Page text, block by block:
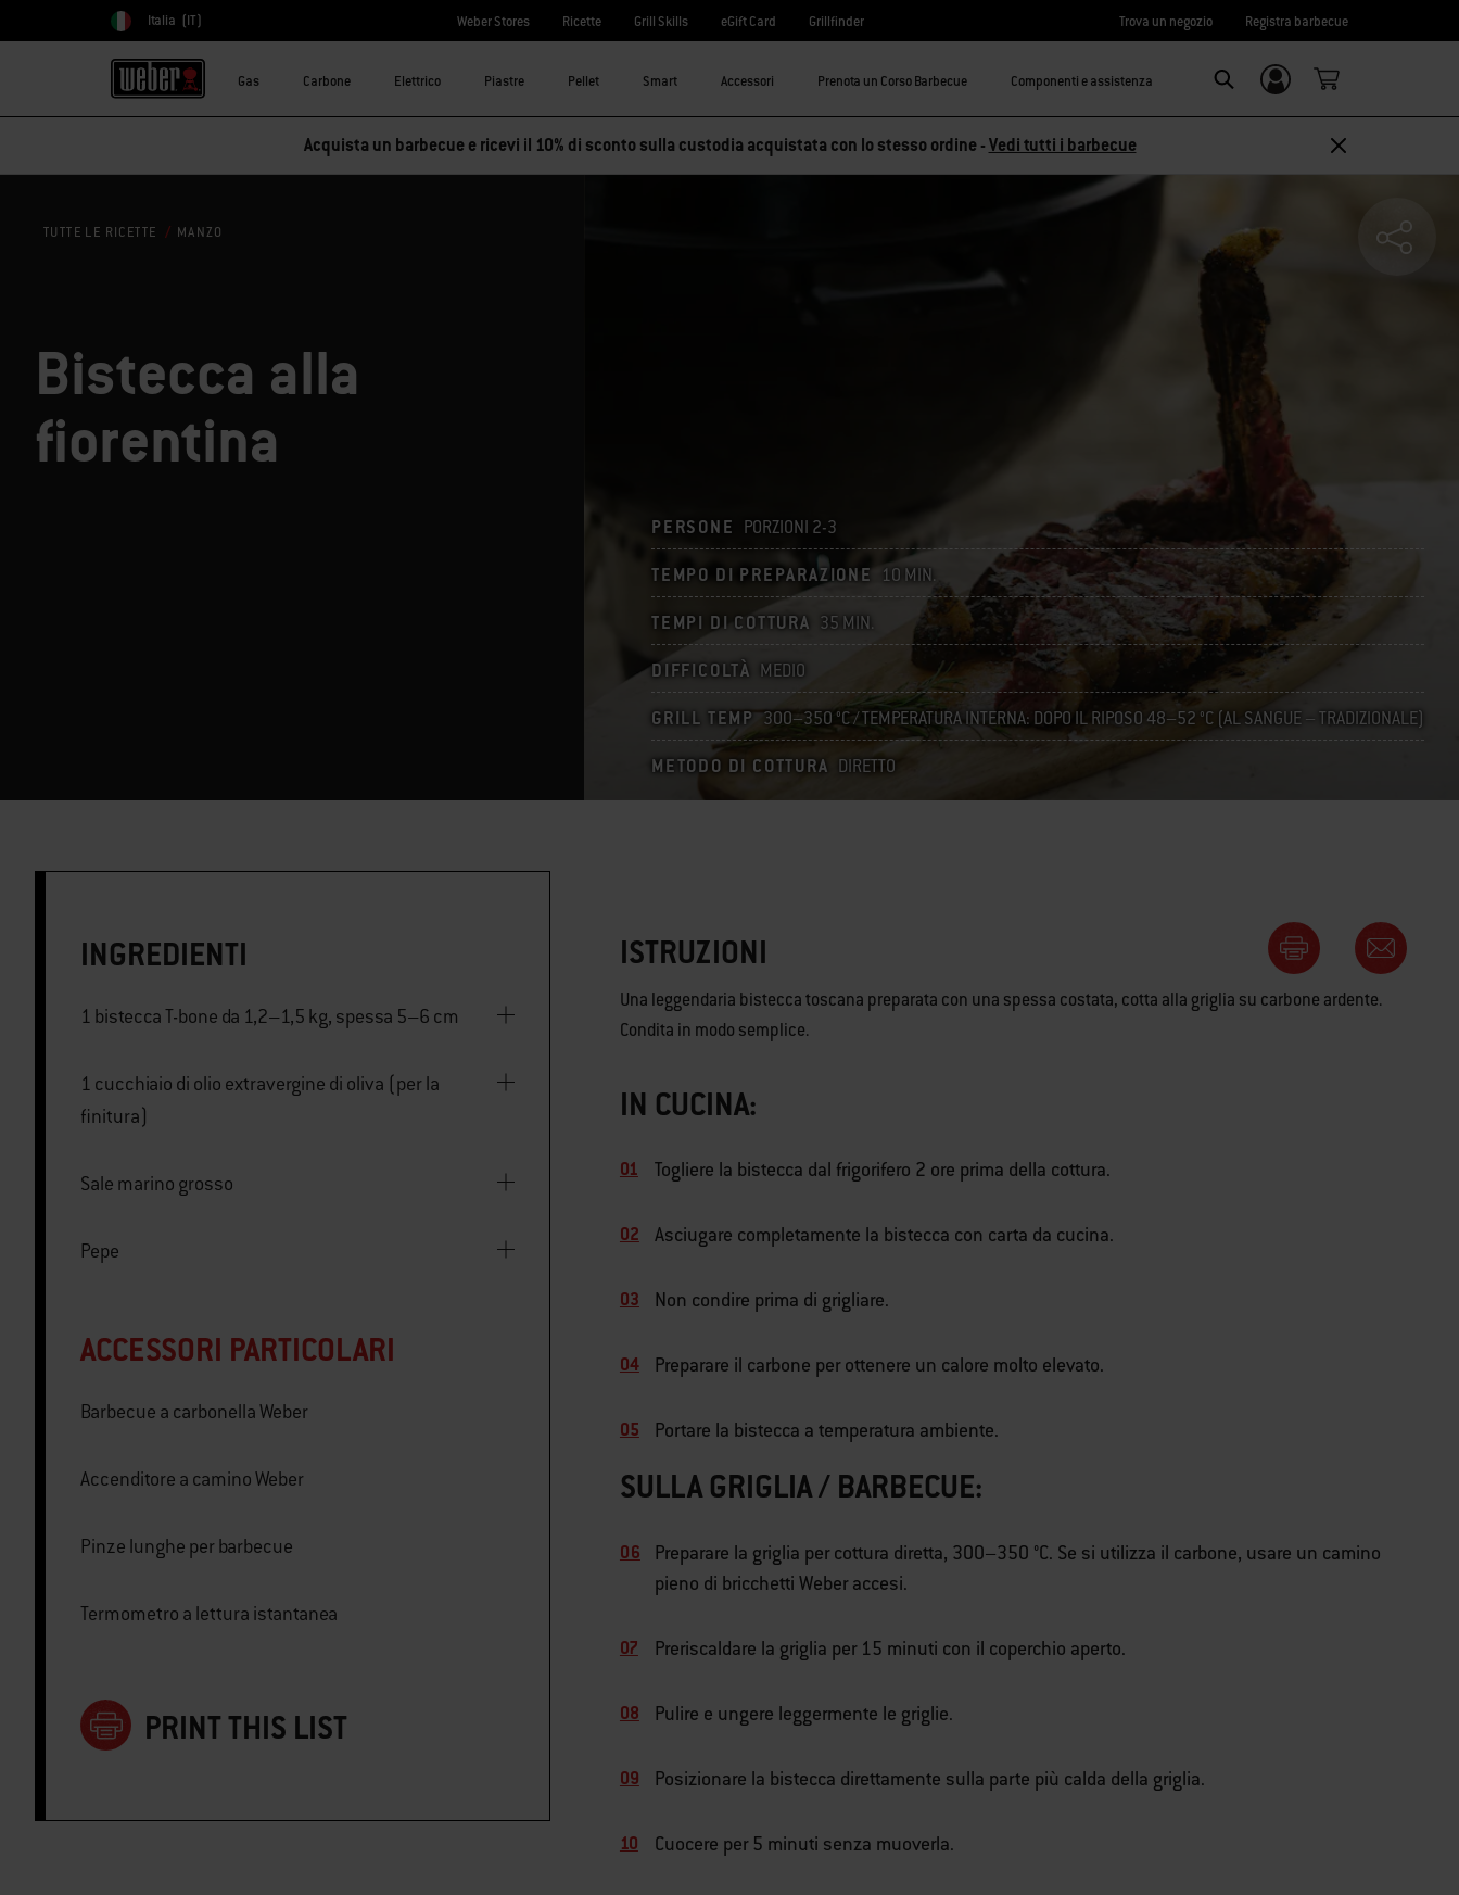
Scegli paese
Italia (IT) Weber Stores Ricette Grill Skills eGift Card Grillfinder Trova un negozio Registra barbecue
Gas Carbone Elettrico Piastre Pellet Smart Accessori Prenota un Corso Barbecue Componenti e assistenza
Accedi/
Registrati
Acquista un barbecue e ricevi il 10% di sconto sulla custodia acquistata con lo stesso ordine -Vedi tutti i barbecue
TUTTE LE RICETTE MANZO
Bistecca alla
fiorentina
PERSONE PORZIONI 2-3
TEMPO DI PREPARAZIONE 10 MIN.
TEMPI DI COTTURA 35 MIN.
DIFFICOLTÀ MEDIO
GRILL TEMP 300–350 °C / TEMPERATURA INTERNA: DOPO IL RIPOSO 48–52 °C (AL SANGUE – TRADIZIONALE)
METODO DI COTTURA DIRETTO
INGREDIENTI
1 bistecca T-bone da 1,2–1,5 kg, spessa 5–6 cm
1 cucchiaio di olio extravergine di oliva (per la
finitura)
Sale marino grosso
Pepe
ACCESSORI PARTICOLARI
Barbecue a carbonella Weber
Accenditore a camino Weber
Pinze lunghe per barbecue
Termometro a lettura istantanea
PRINT THIS LIST
ISTRUZIONI
Una leggendaria bistecca toscana preparata con una spessa costata, cotta alla griglia su carbone ardente.
Condita in modo semplice.
IN CUCINA:
Togliere la bistecca dal frigorifero 2 ore prima della cottura.
Asciugare completamente la bistecca con carta da cucina.
Non condire prima di grigliare.
Preparare il carbone per ottenere un calore molto elevato.
Portare la bistecca a temperatura ambiente.
SULLA GRIGLIA / BARBECUE:
Preparare la griglia per cottura diretta, 300–350 °C. Se si utilizza il carbone, usare un camino
pieno di bricchetti Weber accesi.
Preriscaldare la griglia per 15 minuti con il coperchio aperto.
Pulire e ungere leggermente le griglie.
Posizionare la bistecca direttamente sulla parte più calda della griglia.
Cuocere per 5 minuti senza muoverla.